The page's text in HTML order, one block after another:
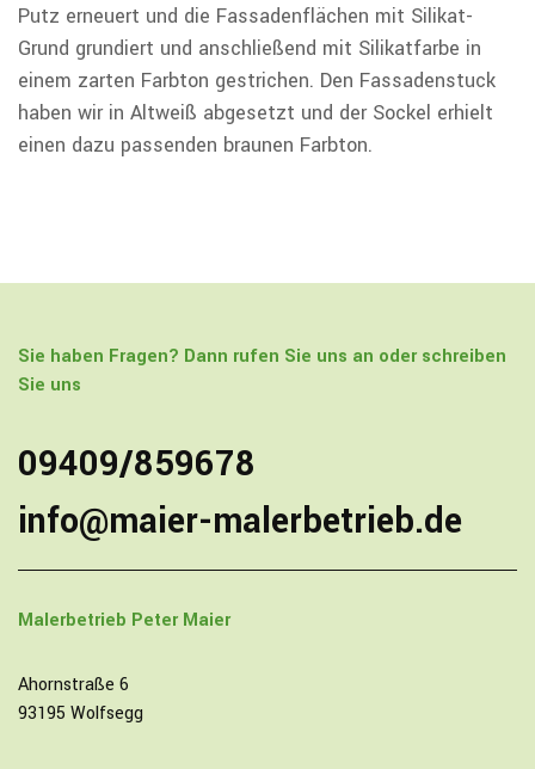
Putz erneuert und die Fassadenflächen mit Silikat-
Grund grundiert und anschließend mit Silikatfarbe in
einem zarten Farbton gestrichen. Den Fassadenstuck
haben wir in Altweiß abgesetzt und der Sockel erhielt
einen dazu passenden braunen Farbton.
Sie haben Fragen? Dann rufen Sie uns an oder schreiben
Sie uns
09409/859678
info@maier-malerbetrieb.de
Malerbetrieb Peter Maier
Ahornstraße 6
93195 Wolfsegg